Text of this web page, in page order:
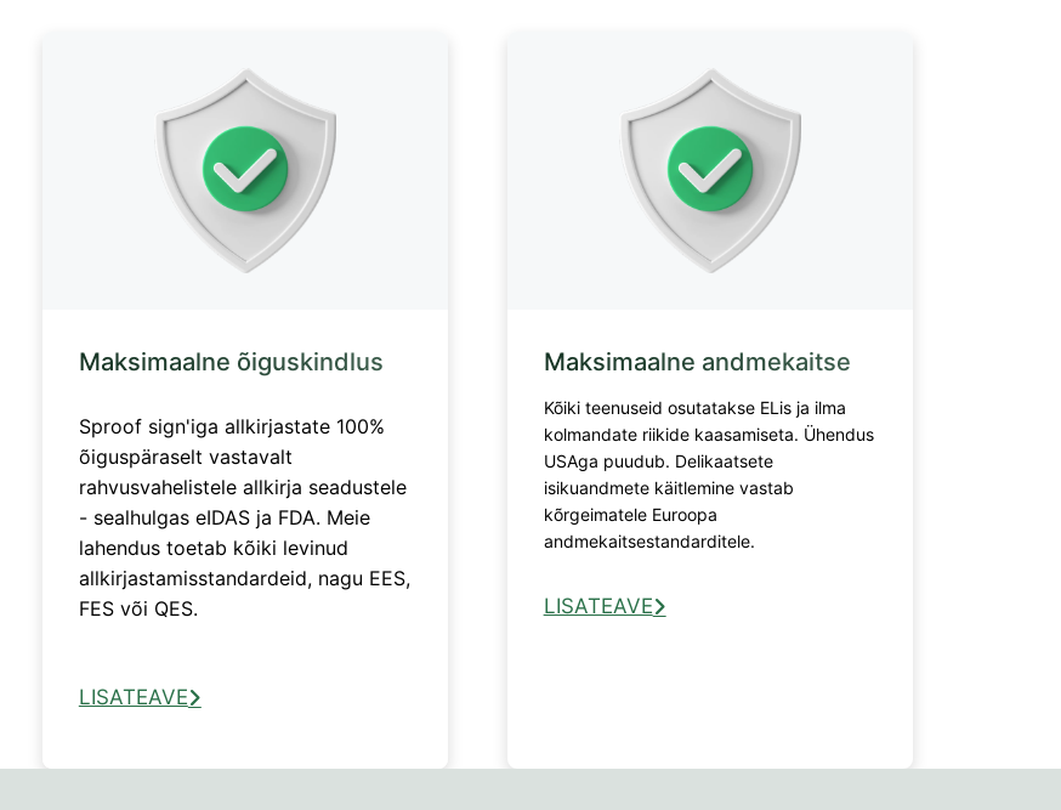
Maksimaalne õiguskindlus
Sproof sign'iga allkirjastate 100%
õiguspäraselt vastavalt
rahvusvahelistele allkirja seadustele
- sealhulgas eIDAS ja FDA. Meie
lahendus toetab kõiki levinud
allkirjastamisstandardeid, nagu EES,
FES või QES.
LISATEAVE
Maksimaalne andmekaitse
Kõiki teenuseid osutatakse ELis ja ilma
kolmandate riikide kaasamiseta. Ühendus
USAga puudub. Delikaatsete
isikuandmete käitlemine vastab
kõrgeimatele Euroopa
andmekaitsestandarditele.
LISATEAVE